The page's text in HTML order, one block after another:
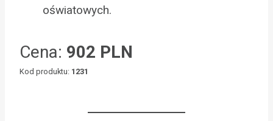
oświatowych.
Cena: 902 PLN
Kod produktu: 1231